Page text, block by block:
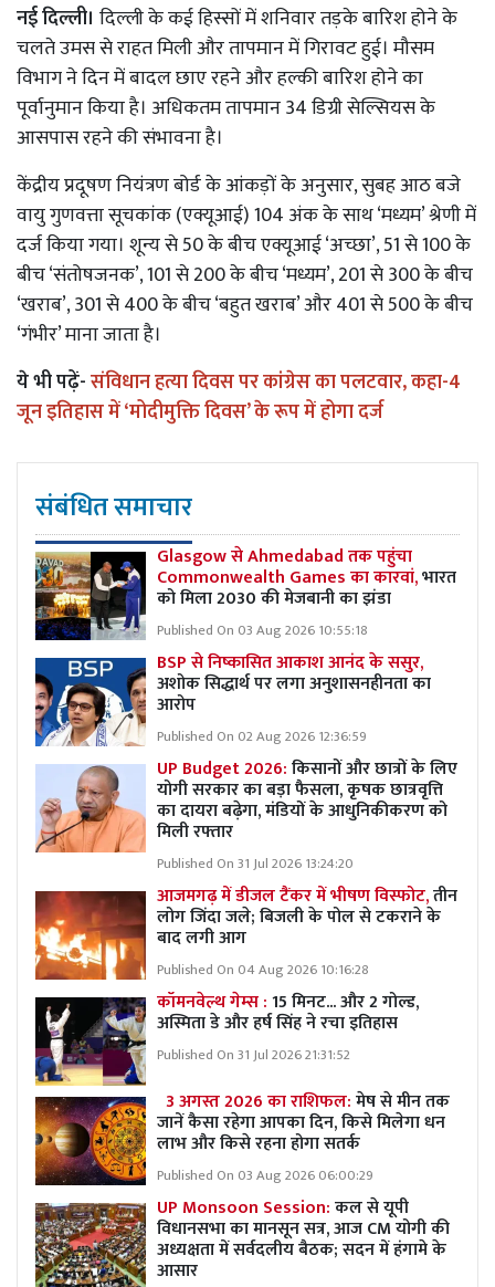
नई दिल्ली। दिल्ली के कई हिस्सों में शनिवार तड़के बारिश होने के
चलते उमस से राहत मिली और तापमान में गिरावट हुई। मौसम
विभाग ने दिन में बादल छाए रहने और हल्की बारिश होने का
पूर्वानुमान किया है। अधिकतम तापमान 34 डिग्री सेल्सियस के
आसपास रहने की संभावना है।
केंद्रीय प्रदूषण नियंत्रण बोर्ड के आंकड़ों के अनुसार, सुबह आठ बजे
वायु गुणवत्ता सूचकांक (एक्यूआई) 104 अंक के साथ ‘मध्यम’ श्रेणी में
दर्ज किया गया। शून्य से 50 के बीच एक्यूआई ‘अच्छा’, 51 से 100 के
बीच ‘संतोषजनक’, 101 से 200 के बीच ‘मध्यम’, 201 से 300 के बीच
‘खराब’, 301 से 400 के बीच ‘बहुत खराब’ और 401 से 500 के बीच
‘गंभीर’ माना जाता है।
ये भी पढ़ें-संविधान हत्या दिवस पर कांग्रेस का पलटवार, कहा-4
जून इतिहास में ‘मोदीमुक्ति दिवस’ के रूप में होगा दर्ज
संबंधित समाचार
Glasgow से Ahmedabad तक पहुंचा
Commonwealth Games का कारवां,भारत
को मिला 2030 की मेजबानी का झंडा
Published On 03 Aug 2026 10:55:18
BSP से निष्कासित आकाश आनंद के ससुर,
अशोक सिद्धार्थ पर लगा अनुशासनहीनता का
आरोप
Published On 02 Aug 2026 12:36:59
UP Budget 2026:किसानों और छात्रों के लिए
योगी सरकार का बड़ा फैसला, कृषक छात्रवृत्ति
का दायरा बढ़ेगा, मंडियों के आधुनिकीकरण को
मिली रफ्तार
Published On 31 Jul 2026 13:24:20
आजमगढ़ में डीजल टैंकर में भीषण विस्फोट,तीन
लोग जिंदा जले; बिजली के पोल से टकराने के
बाद लगी आग
Published On 04 Aug 2026 10:16:28
कॉमनवेल्थ गेम्स :15 मिनट... और 2 गोल्ड,
अस्मिता डे और हर्ष सिंह ने रचा इतिहास
Published On 31 Jul 2026 21:31:52
3 अगस्त 2026 का राशिफल:मेष से मीन तक
जानें कैसा रहेगा आपका दिन, किसे मिलेगा धन
लाभ और किसे रहना होगा सतर्क
Published On 03 Aug 2026 06:00:29
UP Monsoon Session:कल से यूपी
विधानसभा का मानसून सत्र, आज CM योगी की
अध्यक्षता में सर्वदलीय बैठक; सदन में हंगामे के
आसार